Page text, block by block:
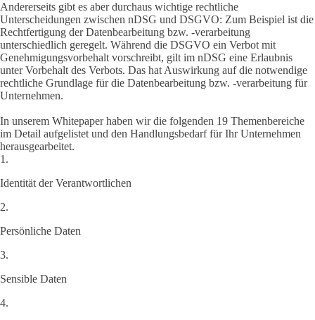
Andererseits gibt es aber durchaus wichtige rechtliche
Unterscheidungen zwischen nDSG und DSGVO: Zum Beispiel ist die
Rechtfertigung der Datenbearbeitung bzw. -verarbeitung
unterschiedlich geregelt. Während die DSGVO ein Verbot mit
Genehmigungsvorbehalt vorschreibt, gilt im nDSG eine Erlaubnis
unter Vorbehalt des Verbots. Das hat Auswirkung auf die notwendige
rechtliche Grundlage für die Datenbearbeitung bzw. -verarbeitung für
Unternehmen.
In unserem Whitepaper haben wir die folgenden 19 Themenbereiche
im Detail aufgelistet und den Handlungsbedarf für Ihr Unternehmen
herausgearbeitet.
1.
Identität der Verantwortlichen
2.
Persönliche Daten
3.
Sensible Daten
4.